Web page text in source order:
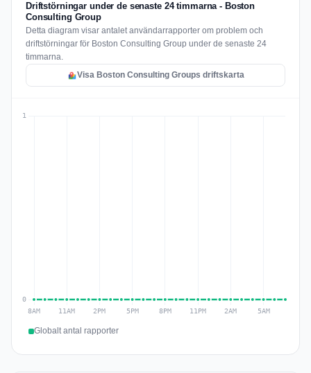
Driftstörningar under de senaste 24 timmarna - Boston
Consulting Group
Detta diagram visar antalet användarrapporter om problem och
driftstörningar för Boston Consulting Group under de senaste 24
timmarna.
Visa Boston Consulting Groups driftskarta
Globalt antal rapporter